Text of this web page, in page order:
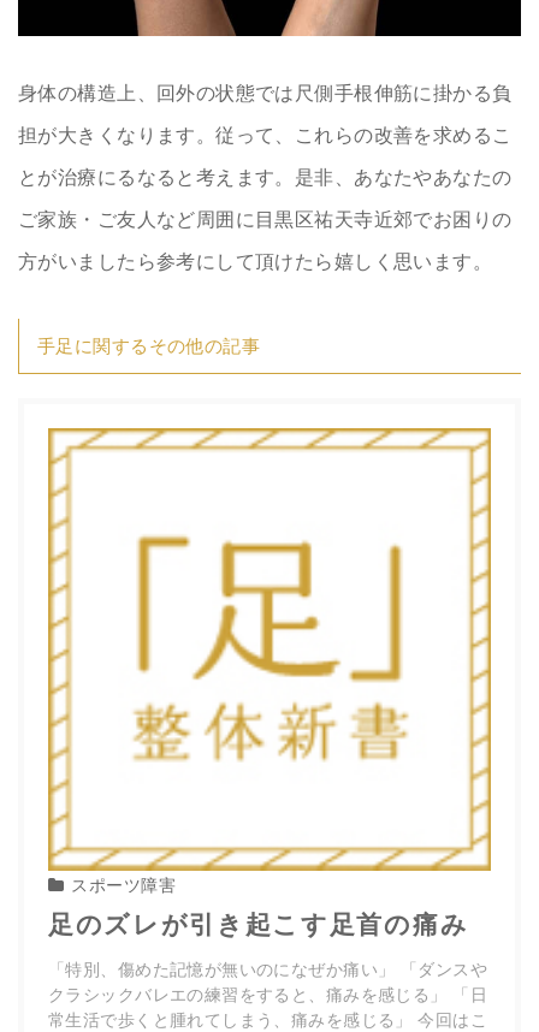
身体の構造上、回外の状態では尺側手根伸筋に掛かる負
担が大きくなります。従って、これらの改善を求めるこ
とが治療にるなると考えます。是非、あなたやあなたの
ご家族・ご友人など周囲に目黒区祐天寺近郊でお困りの
方がいましたら参考にして頂けたら嬉しく思います。
手足に関するその他の記事
スポーツ障害
足のズレが引き起こす足首の痛み
「特別、傷めた記憶が無いのになぜか痛い」 「ダンスや
クラシックバレエの練習をすると、痛みを感じる」 「日
常生活で歩くと腫れてしまう、痛みを感じる」 今回はこ